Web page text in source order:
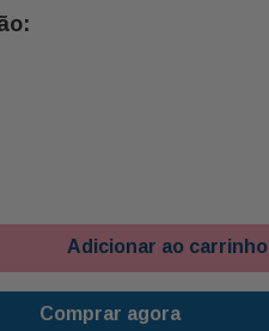
22g Lacta
Buon Giorno
1 Caixa Love Vermelha Floremba
Adicionar ao carrinho
Comprar agora